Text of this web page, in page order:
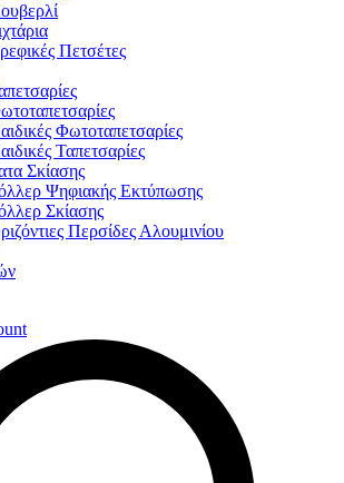
Πετσέτες
Φωτοταπετσαρίες
Ταπετσαρίες
Σκίασης
Ψηφιακής Εκτύπωσης
Σκίασης
Περσίδες Αλουμινίου